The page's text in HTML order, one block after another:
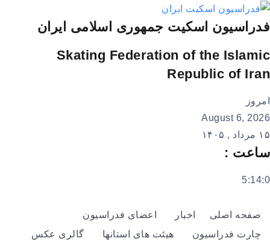
فدراسیون اسکیت جمهوری اسلامی ایران
Skating Federation of the Islamic
Republic of Iran
امروز
August 6, 2026
۱۵ مرداد , ۱۴۰۵
ساعت :
5:14:0
صفحه اصلی اخبار
اعضای فدراسیون
چارت فدراسیون
هیئت های استانها
گالری عکس